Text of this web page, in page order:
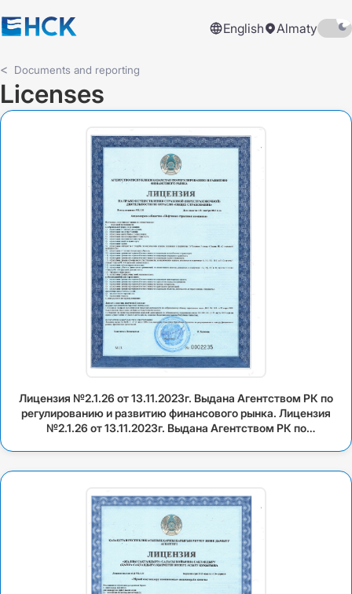
English Almaty
Documents and reporting
Licenses
Лицензия №2.1.26 от 13.11.2023г. Выдана Агентством РК по
регулированию и развитию финансового рынка. Лицензия
№2.1.26 от 13.11.2023г. Выдана Агентством РК по